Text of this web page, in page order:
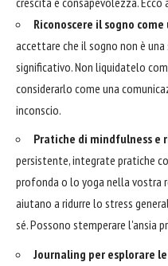
Riconoscere il sogno
accettare che il sogno non è
significativo. Non liquidatelo
considerarlo come una
inconscio.
Pratiche di mindfulness e
persistente, integrate pratiche
profonda o lo yoga nella vostra
aiutano a ridurre lo stress
sé. Possono stemperare l'ansia
Journaling per esplorare